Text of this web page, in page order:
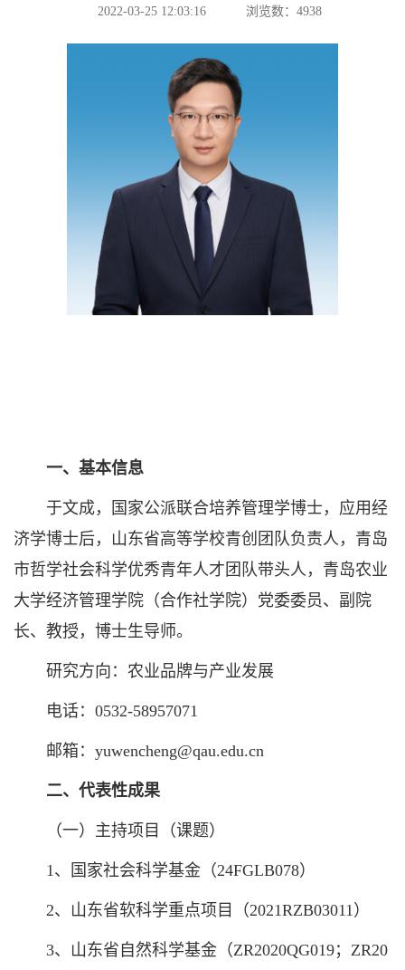
2022-03-25 12:03:16 浏览数： 4938
一、基本信息
于文成，国家公派联合培养管理学博士，应用经
济学博士后，山东省高等学校青创团队负责人，青岛
市哲学社会科学优秀青年人才团队带头人，青岛农业
大学经济管理学院（合作社学院）党委委员、副院
长、教授，博士生导师。
研究方向：农业品牌与产业发展
电话：0532-58957071
邮箱：yuwencheng@qau.edu.cn
二、代表性成果
（一）主持项目（课题）
1、国家社会科学基金（24FGLB078）
2、山东省软科学重点项目（2021RZB03011）
3、山东省自然科学基金（ZR2020QG019；ZR20